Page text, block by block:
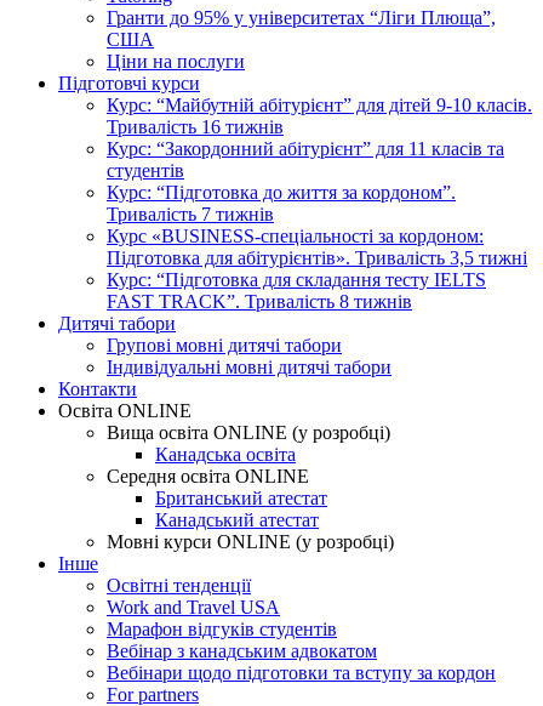
Гранти до 95% у університетах “Ліги Плюща”,
США
Ціни на послуги
Підготовчі курси
Курс: “Майбутній абітурієнт” для дітей 9-10 класів.
Тривалість 16 тижнів
Курс: “Закордонний абітурієнт” для 11 класів та
студентів
Курс: “Підготовка до життя за кордоном”.
Тривалість 7 тижнів
Курс «BUSINESS-спеціальності за кордоном:
Підготовка для абітурієнтів». Тривалість 3,5 тижні
Курс: “Підготовка для складання тесту IELTS
FAST TRACK”. Тривалість 8 тижнів
Дитячі табори
Групові мовні дитячі табори
Індивідуальні мовні дитячі табори
Контакти
Освіта ONLINE
Вища освіта ONLINE (у розробці)
Канадська освіта
Середня освіта ONLINE
Британський атестат
Канадський атестат
Мовні курси ONLINE (у розробці)
Інше
Освітні тенденції
Work and Travel USA
Марафон відгуків студентів
Вебінар з канадським адвокатом
Вебінари щодо підготовки та вступу за кордон
For partners